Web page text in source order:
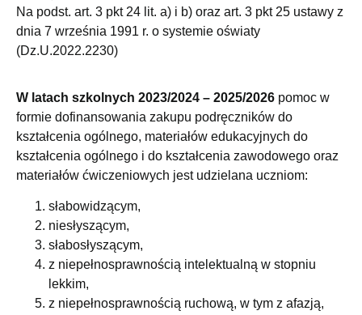
Na podst. art. 3 pkt 24 lit. a) i b) oraz art. 3 pkt 25 ustawy z
dnia 7 września 1991 r. o systemie oświaty
(Dz.U.2022.2230)
W latach szkolnych 2023/2024 – 2025/2026 pomoc w
formie dofinansowania zakupu podręczników do
kształcenia ogólnego, materiałów edukacyjnych do
kształcenia ogólnego i do kształcenia zawodowego oraz
materiałów ćwiczeniowych jest udzielana uczniom:
słabowidzącym,
niesłyszącym,
słabosłyszącym,
z niepełnosprawnością intelektualną w stopniu
lekkim,
z niepełnosprawnością ruchową, w tym z afazją,